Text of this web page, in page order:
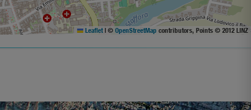
Leaflet | © OpenStreetMap contributors, Points © 2012 LINZ